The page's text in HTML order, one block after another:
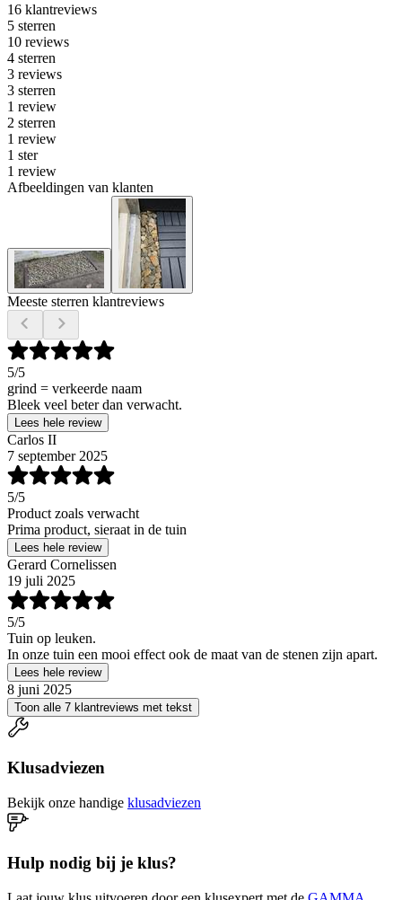
16 klantreviews
5 sterren
10 reviews
4 sterren
3 reviews
3 sterren
1 review
2 sterren
1 review
1 ster
1 review
Afbeeldingen van klanten
Meeste sterren klantreviews
5/5
grind = verkeerde naam
Bleek veel beter dan verwacht.
Lees hele review
Carlos II
7 september 2025
5/5
Product zoals verwacht
Prima product, sieraat in de tuin
Lees hele review
Gerard Cornelissen
19 juli 2025
5/5
Tuin op leuken.
In onze tuin een mooi effect ook de maat van de stenen zijn apart.
Lees hele review
8 juni 2025
Toon alle 7 klantreviews met tekst
Klusadviezen
Bekijk onze handige klusadviezen
Hulp nodig bij je klus?